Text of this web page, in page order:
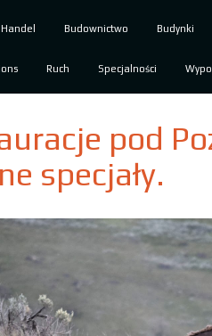
Handel Budownictwo Budynki
Ruch Specjalności
pod
specjały.